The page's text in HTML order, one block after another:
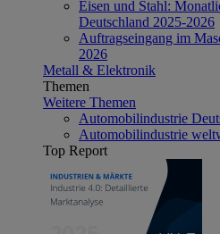
Eisen und Stahl:
Deutschland 2025-2026
Auftragseingang im
2026
Metall & Elektronik
Themen
Weitere Themen
Automobilindustrie
Automobilindustrie
Top Report